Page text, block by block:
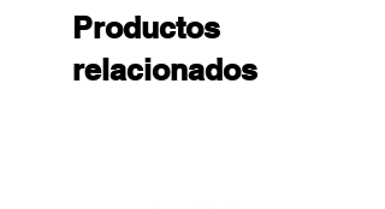
Productos
relacionados